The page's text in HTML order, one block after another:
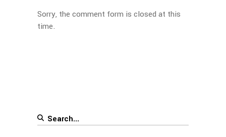
Sorry, the comment form is closed at this
time.
Search